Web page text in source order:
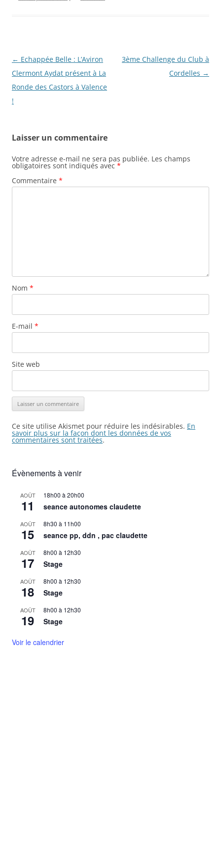
Navigation
des
articles
← Echappée Belle : L’Aviron
Clermont Aydat présent à La
Ronde des Castors à Valence
!
3ème Challenge du Club à
Cordelles →
Laisser un commentaire
Votre adresse e-mail ne sera pas publiée. Les champs
obligatoires sont indiqués avec *
Commentaire *
Nom *
E-mail *
Site web
Ce site utilise Akismet pour réduire les indésirables. En
savoir plus sur la façon dont les données de vos
commentaires sont traitées.
Évènements à venir
AOÛT
11
18h00 à 20h00
seance autonomes claudette
AOÛT
15
8h30 à 11h00
seance pp, ddn , pac claudette
AOÛT
17
8h00 à 12h30
Stage
AOÛT
18
8h00 à 12h30
Stage
AOÛT
19
8h00 à 12h30
Stage
Voir le calendrier